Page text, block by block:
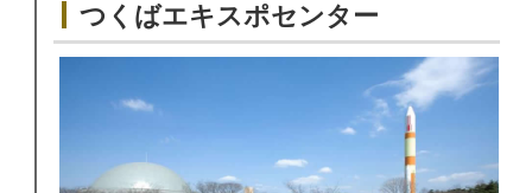
つくばエキスポセンター